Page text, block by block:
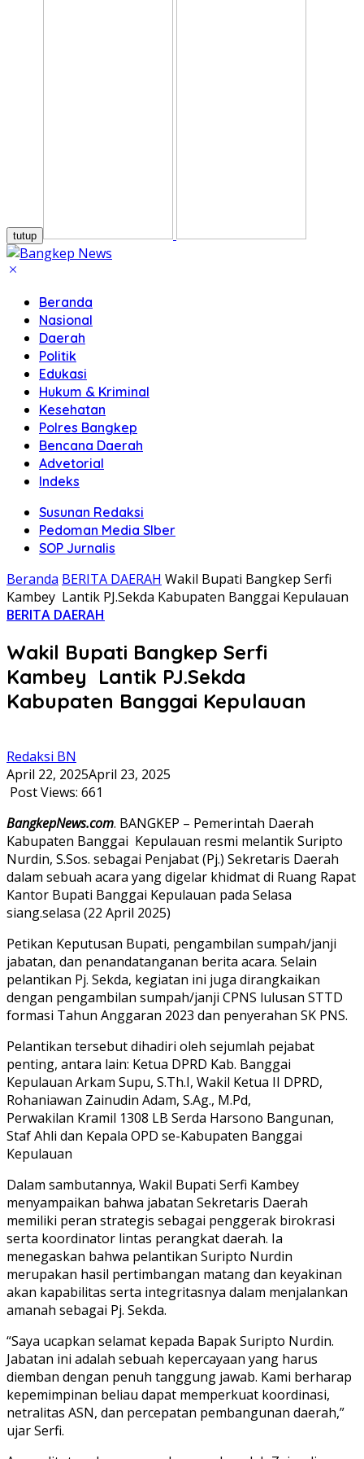
tutup
Beranda
Nasional
Daerah
Politik
Edukasi
Hukum & Kriminal
Kesehatan
Polres Bangkep
Bencana Daerah
Advetorial
Indeks
Susunan Redaksi
Pedoman Media SIber
SOP Jurnalis
Beranda BERITA DAERAH Wakil Bupati Bangkep Serfi
Kambey Lantik PJ.Sekda Kabupaten Banggai Kepulauan
BERITA DAERAH
Wakil Bupati Bangkep Serfi
Kambey Lantik PJ.Sekda
Kabupaten Banggai Kepulauan
Redaksi BN
April 22, 2025April 23, 2025
Post Views: 661
BangkepNews.com. BANGKEP – Pemerintah Daerah
Kabupaten Banggai Kepulauan resmi melantik Suripto
Nurdin, S.Sos. sebagai Penjabat (Pj.) Sekretaris Daerah
dalam sebuah acara yang digelar khidmat di Ruang Rapat
Kantor Bupati Banggai Kepulauan pada Selasa
siang.selasa (22 April 2025)
Petikan Keputusan Bupati, pengambilan sumpah/janji
jabatan, dan penandatanganan berita acara. Selain
pelantikan Pj. Sekda, kegiatan ini juga dirangkaikan
dengan pengambilan sumpah/janji CPNS lulusan STTD
formasi Tahun Anggaran 2023 dan penyerahan SK PNS.
Pelantikan tersebut dihadiri oleh sejumlah pejabat
penting, antara lain: Ketua DPRD Kab. Banggai
Kepulauan Arkam Supu, S.Th.I, Wakil Ketua II DPRD,
Rohaniawan Zainudin Adam, S.Ag., M.Pd,
Perwakilan Kramil 1308 LB Serda Harsono Bangunan,
Staf Ahli dan Kepala OPD se-Kabupaten Banggai
Kepulauan
Dalam sambutannya, Wakil Bupati Serfi Kambey
menyampaikan bahwa jabatan Sekretaris Daerah
memiliki peran strategis sebagai penggerak birokrasi
serta koordinator lintas perangkat daerah. Ia
menegaskan bahwa pelantikan Suripto Nurdin
merupakan hasil pertimbangan matang dan keyakinan
akan kapabilitas serta integritasnya dalam menjalankan
amanah sebagai Pj. Sekda.
“Saya ucapkan selamat kepada Bapak Suripto Nurdin.
Jabatan ini adalah sebuah kepercayaan yang harus
diemban dengan penuh tanggung jawab. Kami berharap
kepemimpinan beliau dapat memperkuat koordinasi,
netralitas ASN, dan percepatan pembangunan daerah,”
ujar Serfi.